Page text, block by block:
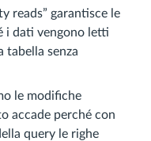
reads” garantisce le
i dati vengono letti
tabella senza
le modifiche
accade perché con
query le righe